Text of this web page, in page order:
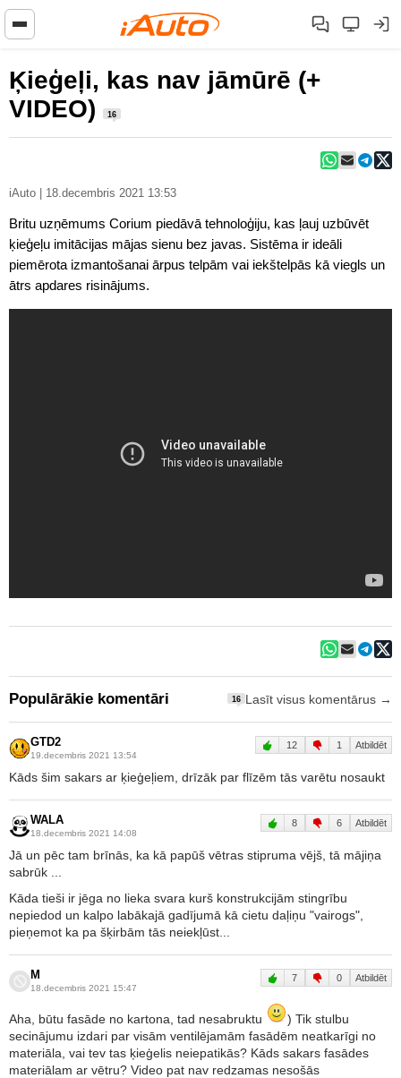
Ķieģeļi, kas nav jāmūrē (+
VIDEO)
16
iAuto | 18.decembris 2021 13:53
Britu uzņēmums Corium piedāvā tehnoloģiju, kas ļauj uzbūvēt
ķieģeļu imitācijas mājas sienu bez javas. Sistēma ir ideāli
piemērota izmantošanai ārpus telpām vai iekštelpās kā viegls un
ātrs apdares risinājums.
Populārākie komentāri 16 Lasīt visus komentārus →
GTD2
19.decembris 2021 13:54
12 1 Atbildēt
Kāds šim sakars ar ķieģeļiem, drīzāk par flīzēm tās varētu nosaukt
WALA
18.decembris 2021 14:08
8 6 Atbildēt
Jā un pēc tam brīnās, ka kā papūš vētras stipruma vējš, tā mājiņa
sabrūk ...
Kāda tieši ir jēga no lieka svara kurš konstrukcijām stingrību
nepiedod un kalpo labākajā gadījumā kā cietu daļiņu "vairogs",
pieņemot ka pa šķirbām tās neiekļūst...
M
18.decembris 2021 15:47
7 0 Atbildēt
Aha, būtu fasāde no kartona, tad nesabruktu
) Tik stulbu
secinājumu izdari par visām ventilējamām fasādēm neatkarīgi no
materiāla, vai tev tas ķieģelis neiepatikās? Kāds sakars fasādes
materiālam ar vētru? Video pat nav redzamas nesošās